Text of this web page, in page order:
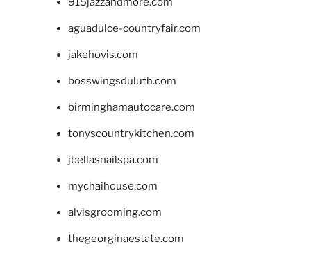
aguadulce-countryfair.com
jakehovis.com
bosswingsduluth.com
birminghamautocare.com
tonyscountrykitchen.com
jbellasnailspa.com
mychaihouse.com
alvisgrooming.com
thegeorginaestate.com